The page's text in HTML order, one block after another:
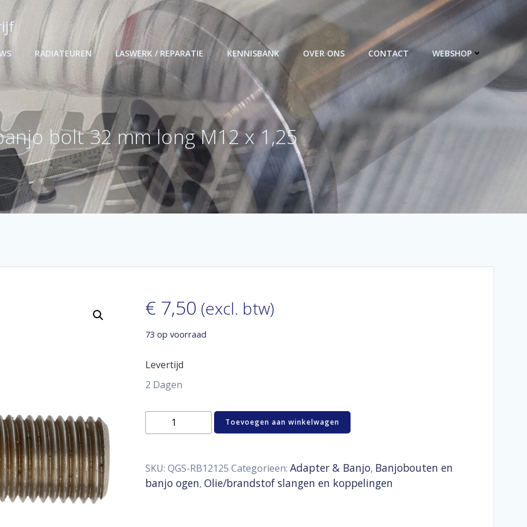
RADIATEUREN LASWERK / REPARATIE KENNISBANK OVER ONS CONTACT WEBSHOP
bolt 32 mm long M12 x 1,25
€7,50 (excl. btw)
73 op voorraad
Levertijd
2 Dagen
SS
mm
long
M12
Toevoegen aan winkelwagen
SKU: QGS-RB12125 Categorieën: Adapter & Banjo, Banjobouten en
banjo ogen, Olie/brandstof slangen en koppelingen